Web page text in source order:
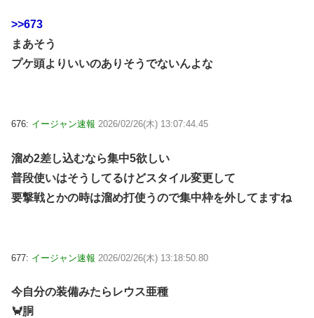
>>673
まあそう
プケ頭よりいいのありそうでないんよな
676: イージャン速報 2026/02/26(木) 13:07:44.45
溜め2差し込むなら集中5欲しい
普段使いはそうしてるけどスタイル変更して
要撃戦とかの時は溜め打使うので集中枠を外してますね
677: イージャン速報 2026/02/26(木) 13:18:50.80
今自分の装備みたらレウス亜種
🦀胴